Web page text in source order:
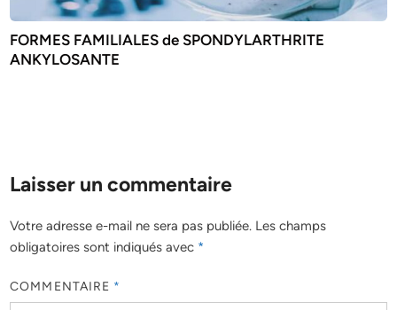
FORMES FAMILIALES de SPONDYLARTHRITE
ANKYLOSANTE
Laisser un commentaire
Votre adresse e-mail ne sera pas publiée. Les champs
obligatoires sont indiqués avec *
COMMENTAIRE *